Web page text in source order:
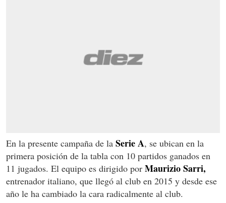
En la presente campaña de la Serie A, se ubican en la
primera posición de la tabla con 10 partidos ganados en
11 jugados. El equipo es dirigido por Maurizio Sarri,
entrenador italiano, que llegó al club en 2015 y desde ese
año le ha cambiado la cara radicalmente al club.